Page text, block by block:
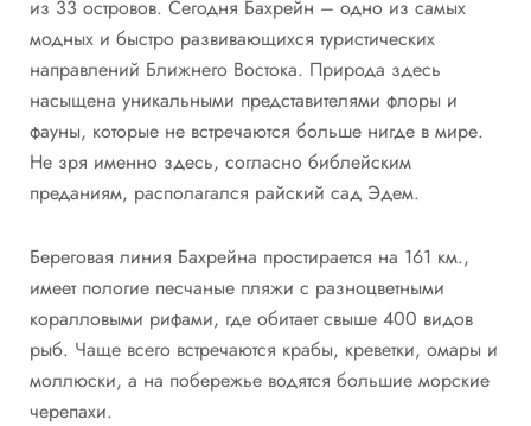
из 33 островов. Сегодня Бахрейн – одно из самых
модных и быстро развивающихся туристических
направлений Ближнего Востока. Природа здесь
насыщена уникальными представителями флоры и
фауны, которые не встречаются больше нигде в мире.
Не зря именно здесь, согласно библейским
преданиям, располагался райский сад Эдем.
Береговая линия Бахрейна простирается на 161 км.,
имеет пологие песчаные пляжи с разноцветными
коралловыми рифами, где обитает свыше 400 видов
рыб. Чаще всего встречаются крабы, креветки, омары и
моллюски, а на побережье водятся большие морские
черепахи.